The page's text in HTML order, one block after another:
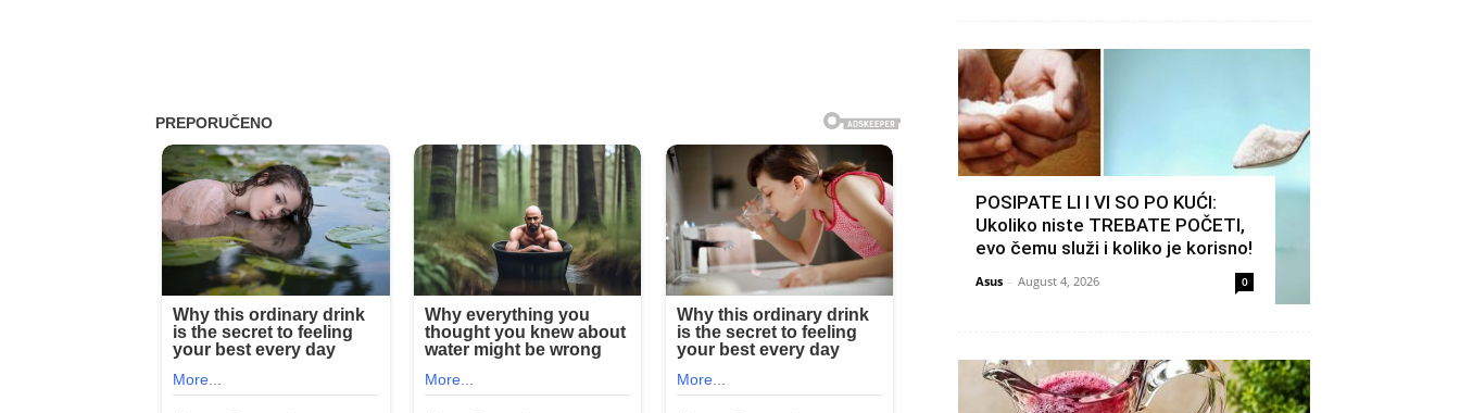
POSIPATE LI I VI SO PO KUĆI:
Ukoliko niste TREBATE POČETI,
evo čemu služi i koliko je korisno!
Asus - August 4, 2026 0